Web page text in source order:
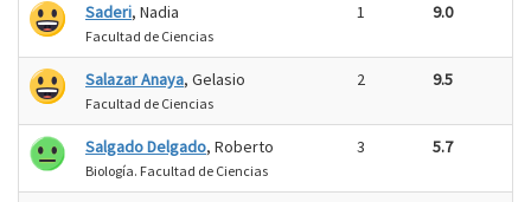
Saderi, Nadia
Facultad de Ciencias
1 9.0
Salazar Anaya, Gelasio
Facultad de Ciencias
2 9.5
Salgado Delgado, Roberto
Biología. Facultad de Ciencias
3 5.7